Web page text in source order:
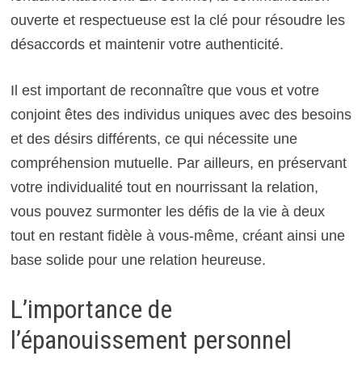
ouverte et respectueuse est la clé pour résoudre les
désaccords et maintenir votre authenticité.
Il est important de reconnaître que vous et votre
conjoint êtes des individus uniques avec des besoins
et des désirs différents, ce qui nécessite une
compréhension mutuelle. Par ailleurs, en préservant
votre individualité tout en nourrissant la relation,
vous pouvez surmonter les défis de la vie à deux
tout en restant fidèle à vous-même, créant ainsi une
base solide pour une relation heureuse.
L’importance de
l’épanouissement personnel